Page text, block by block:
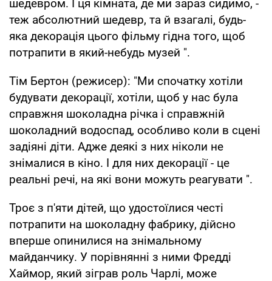
шедевром. І ця кімната, де ми зараз сидимо, -
теж абсолютний шедевр, та й взагалі, будь-
яка декорація цього фільму гідна того, щоб
потрапити в який-небудь музей ".
Тім Бертон (режисер): "Ми спочатку хотіли
будувати декорації, хотіли, щоб у нас була
справжня шоколадна річка і справжній
шоколадний водоспад, особливо коли в сцені
задіяні діти. Адже деякі з них ніколи не
знімалися в кіно. І для них декорації - це
реальні речі, на які вони можуть реагувати ".
Троє з п'яти дітей, що удостоїлися честі
потрапити на шоколадну фабрику, дійсно
вперше опинилися на знімальному
майданчику. У порівнянні з ними Фредді
Хаймор, який зіграв роль Чарлі, може